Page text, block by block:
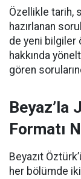
Özellikle tarih,
hazırlanan
de yeni bilgiler
hakkında
gören
Beyaz’la
Formatı
Beyazıt
her bölümde